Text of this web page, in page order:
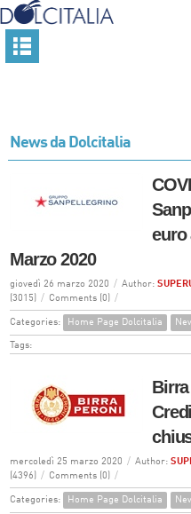
News da Dolcitalia
euro
Marzo 2020
giovedì 26 marzo 2020 / Author:
(3015)
/ Comments (0) /
Categories: Home Page Dolcitalia
Tags:
mercoledì 25 marzo 2020 / Author:
(4396)
/ Comments (0) /
Categories: Home Page Dolcitalia